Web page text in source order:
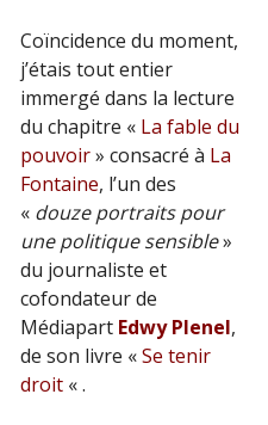
Coïncidence du moment,
j’étais tout entier
immergé dans la lecture
du chapitre « La fable du
pouvoir» consacré à La
Fontaine, l’un des
« douze portraits pour
une politique sensible»
du journaliste et
cofondateur de
Médiapart Edwy Plenel,
de son livre «Se tenir
droit « .